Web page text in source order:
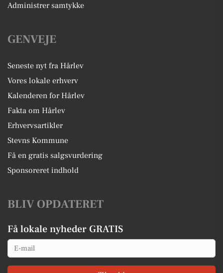
Administrer samtykke
GENVEJE
Seneste nyt fra Hårlev
Vores lokale erhverv
Kalenderen for Hårlev
Fakta om Hårlev
Erhvervsartikler
Stevns Kommune
Få en gratis salgsvurdering
Sponsoreret indhold
BLIV OPDATERET
Få lokale nyheder GRATIS
Email